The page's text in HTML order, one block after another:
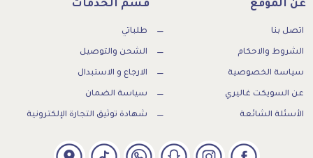
عن الموقع
اتصل بنا
الشروط والاحكام
سياسة الخصوصية
عن السويكت غاليري
الأسئلة الشائعة
قسم الخدمات
طلباتي
الشحن والتوصيل
الارجاع و الاستبدال
سياسة الضمان
شهادة توثيق التجارة الإلكترونية